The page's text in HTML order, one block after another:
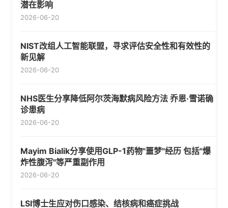
潜在影响
2026-06-20
NIST改组人工智能联盟，寻求评估安全性和有效性的
新见解
2026-06-20
NHS医生分享降低阿尔茨海默病风险方法 乔恩·雪诺确
诊患病
2026-06-20
Mayim Bialik分享使用GLP-1药物"噩梦"经历 包括"爆
炸性腹泻"等严重副作用
2026-06-20
LSI博士生应对伤口感染、结核病和癌症挑战